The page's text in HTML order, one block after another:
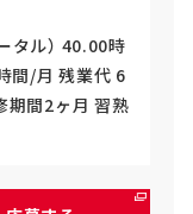
タル） 40.00時
間/月 残業代 6
期間2ヶ月 習熟